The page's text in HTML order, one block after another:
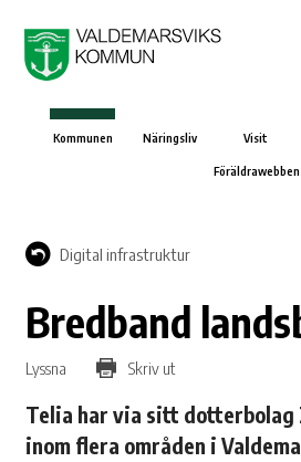
Kommunen Näringsliv Visit
Föräldrawebben
Digital infrastruktur
Bredband
Lyssna Skriv ut
Telia har via sitt
inom flera områden i